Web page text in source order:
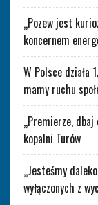
„Pozew jest
koncernem
W Polsce działa
mamy ruchu
„Premierze,
kopalni Turów
„Jesteśmy
wyłączonych z